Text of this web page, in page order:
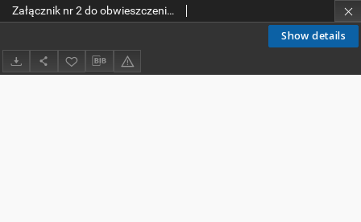
Show details
Załącznik nr 2 do obwieszczenia Ministra Infrastruktury z dnia 9 września 2019 r. w sprawie ogłoszenia jednolitego tekstu rozporządzenia Ministra Infrastruktury w sprawie szczegółowych warunków technicznych dla znaków i sygnałów drogowych oraz urządzeń bezpieczeństwa ruchu drogowego i warunków ich umieszczania na drogach